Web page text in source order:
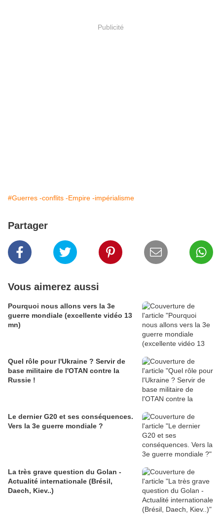
Publicité
#Guerres -conflits -Empire -impérialisme
Partager
Vous aimerez aussi
Pourquoi nous allons vers la 3e
guerre mondiale (excellente vidéo 13
mn)
Quel rôle pour l'Ukraine ? Servir de
base militaire de l'OTAN contre la
Russie !
Le dernier G20 et ses conséquences.
Vers la 3e guerre mondiale ?
La très grave question du Golan -
Actualité internationale (Brésil,
Daech, Kiev..)